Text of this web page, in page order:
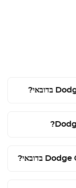
בדובאי?
?
Dodge בדובאי?